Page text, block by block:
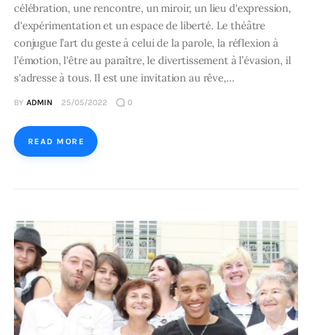
célébration, une rencontre, un miroir, un lieu d'expression,
d'expérimentation et un espace de liberté. Le théâtre
conjugue l’art du geste à celui de la parole, la réflexion à
l’émotion, l'être au paraître, le divertissement à l’évasion, il
s'adresse à tous. Il est une invitation au rêve,…
BY ADMIN 25/05/2022 0
READ MORE